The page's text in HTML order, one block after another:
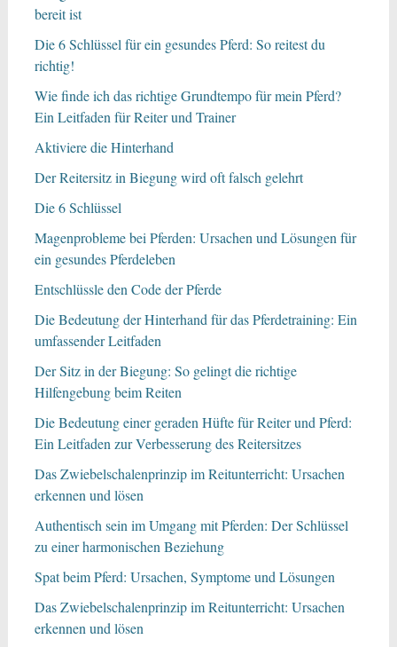
bereit ist
Die 6 Schlüssel für ein gesundes Pferd: So reitest du
richtig!
Wie finde ich das richtige Grundtempo für mein Pferd?
Ein Leitfaden für Reiter und Trainer
Aktiviere die Hinterhand
Der Reitersitz in Biegung wird oft falsch gelehrt
Die 6 Schlüssel
Magenprobleme bei Pferden: Ursachen und Lösungen für
ein gesundes Pferdeleben
Entschlüssle den Code der Pferde
Die Bedeutung der Hinterhand für das Pferdetraining: Ein
umfassender Leitfaden
Der Sitz in der Biegung: So gelingt die richtige
Hilfengebung beim Reiten
Die Bedeutung einer geraden Hüfte für Reiter und Pferd:
Ein Leitfaden zur Verbesserung des Reitersitzes
Das Zwiebelschalenprinzip im Reitunterricht: Ursachen
erkennen und lösen
Authentisch sein im Umgang mit Pferden: Der Schlüssel
zu einer harmonischen Beziehung
Spat beim Pferd: Ursachen, Symptome und Lösungen
Das Zwiebelschalenprinzip im Reitunterricht: Ursachen
erkennen und lösen